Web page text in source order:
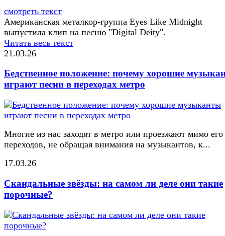
смотреть текст
Американская металкор-группа Eyes Like Midnight
выпустила клип на песню "Digital Deity".
Читать весь текст
21.03.26
Бедственное положение: почему хорошие
играют песни в переходах метро
Многие из нас заходят в метро или проезжают мимо его
переходов, не обращая внимания на музыкантов, к...
17.03.26
Скандальные звёзды: на самом ли деле они такие
порочные?